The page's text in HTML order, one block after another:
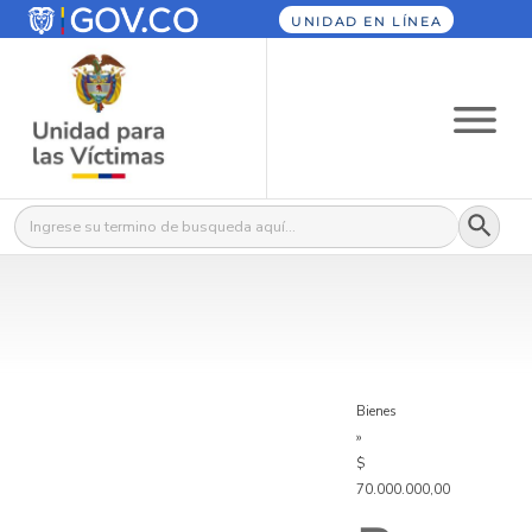
UNIDAD EN LÍNEA
Buscar: Botón
Bienes
»
$
70.000.000,00